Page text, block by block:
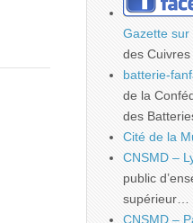
Gazette sur
des
batterie-
de la
des
Cité de la
CNSMD –
public
supérieur…
CNSMD –